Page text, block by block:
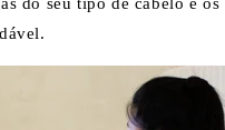
do seu tipo de cabelo e os